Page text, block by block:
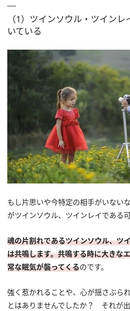
（1）ツインソウル・ツイン
いている
もし片思いや今特定の相手がいない
がツインソウル、ツインレイである
魂の片割れであるツインソウル、ツ
は共鳴します。共鳴する時に大きな
常な眠気が襲ってくるのです。
強く惹かれることや、心が揺さぶら
とはありませんでしたか？ それが出